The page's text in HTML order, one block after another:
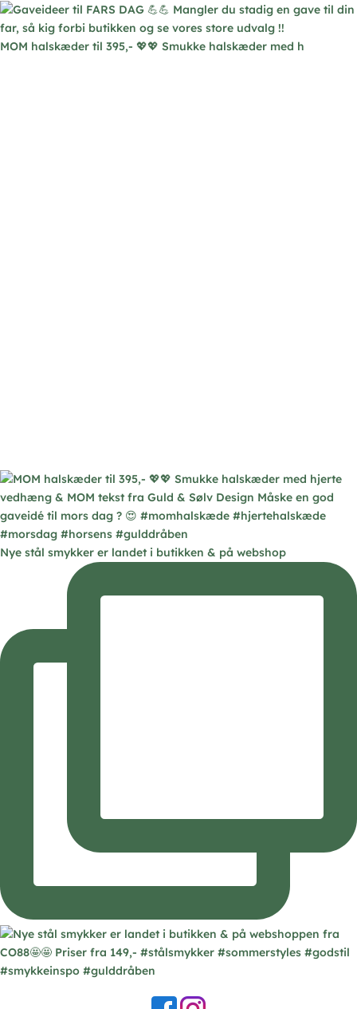
MOM halskæder til 395,- 💖💖 Smukke halskæder med h
Nye stål smykker er landet i butikken & på webshop